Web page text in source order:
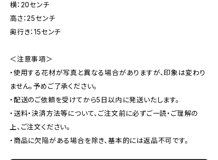
横：20センチ
高さ：25センチ
奥行き：15センチ
＜注意事項＞
・使用する花材が写真と異なる場合がありますが、印象は変わり
ません。予めご了承ください。
・配送のご依頼を受けてから5日以内に発送いたします。
・送料・決済方法等について、ご注文前に必ずご一読・ご理解の
上、ご注文ください。
・商品に欠陥がある場合を除き、基本的には返品不可です。